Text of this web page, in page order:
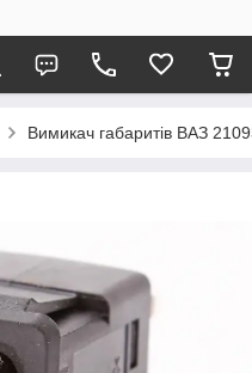
Вимикач габаритів ВАЗ